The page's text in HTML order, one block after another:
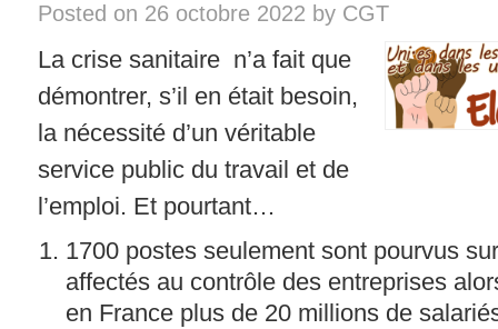
SYNDIQUEZ-VOUS !
Posted on 26 octobre 2022 by CGT
La crise sanitaire n’a fait que
démontrer, s’il en était besoin,
la nécessité d’un véritable
service public du travail et de
l’emploi. Et pourtant…
1700 postes seulement sont pourvus
affectés au contrôle des entreprises
en France plus de 20 millions de